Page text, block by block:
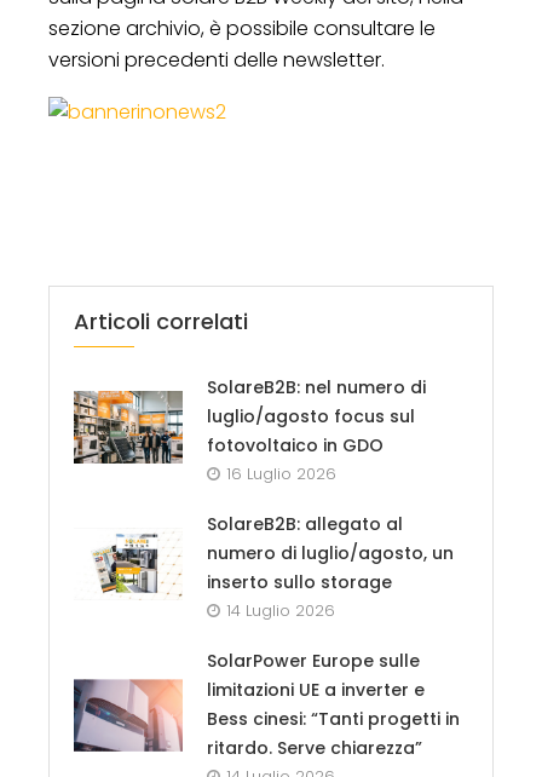
sezione archivio, è possibile consultare le
versioni precedenti delle newsletter.
Articoli correlati
SolareB2B: nel numero di
luglio/agosto focus sul
fotovoltaico in GDO
16 Luglio 2026
SolareB2B: allegato al
numero di luglio/agosto, un
inserto sullo storage
14 Luglio 2026
SolarPower Europe sulle
limitazioni UE a inverter e
Bess cinesi: “Tanti progetti in
ritardo. Serve chiarezza”